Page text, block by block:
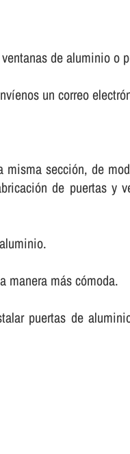
de aluminio o
un correo
sección, de
de puertas y
manera más cómoda.
puertas de